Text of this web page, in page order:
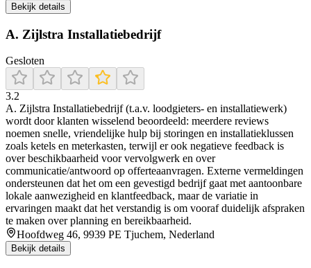
Bekijk details
A. Zijlstra Installatiebedrijf
Gesloten
3.2
A. Zijlstra Installatiebedrijf (t.a.v. loodgieters- en installatiewerk)
wordt door klanten wisselend beoordeeld: meerdere reviews
noemen snelle, vriendelijke hulp bij storingen en installatieklussen
zoals ketels en meterkasten, terwijl er ook negatieve feedback is
over beschikbaarheid voor vervolgwerk en over
communicatie/antwoord op offerteaanvragen. Externe vermeldingen
ondersteunen dat het om een gevestigd bedrijf gaat met aantoonbare
lokale aanwezigheid en klantfeedback, maar de variatie in
ervaringen maakt dat het verstandig is om vooraf duidelijk afspraken
te maken over planning en bereikbaarheid.
Hoofdweg 46, 9939 PE Tjuchem, Nederland
Bekijk details